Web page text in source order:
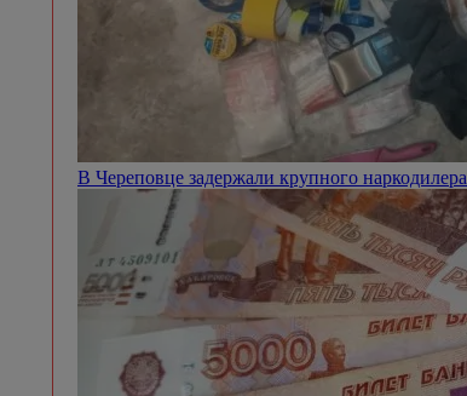
В Череповце задержали крупного наркодилера